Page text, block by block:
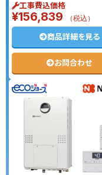
工事費込価格
¥156,839 （税込）
商品詳細を見る
お問合わせ